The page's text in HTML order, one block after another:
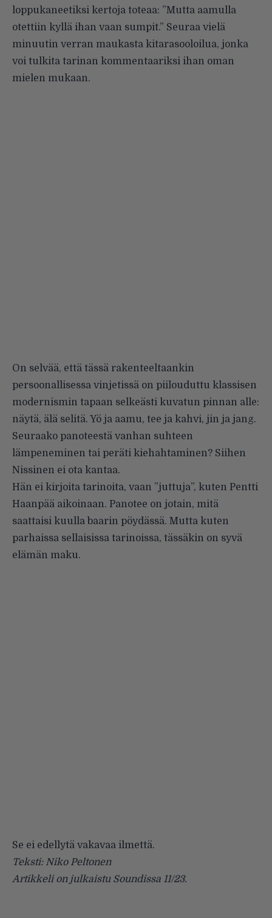
loppukaneetiksi kertoja toteaa: ”Mutta aamulla
otettiin kyllä ihan vaan sumpit.” Seuraa vielä
minuutin verran maukasta kitarasooloilua, jonka
voi tulkita tarinan kommentaariksi ihan oman
mielen mukaan.
On selvää, että tässä rakenteeltaankin
persoonallisessa vinjetissä on piilouduttu klassisen
modernismin tapaan selkeästi kuvatun pinnan alle:
näytä, älä selitä. Yö ja aamu, tee ja kahvi, jin ja jang.
Seuraako panoteestä vanhan suhteen
lämpeneminen tai peräti kiehahtaminen? Siihen
Nissinen ei ota kantaa.
Hän ei kirjoita tarinoita, vaan ”juttuja”, kuten Pentti
Haanpää aikoinaan. Panotee on jotain, mitä
saattaisi kuulla baarin pöydässä. Mutta kuten
parhaissa sellaisissa tarinoissa, tässäkin on syvä
elämän maku.
Se ei edellytä vakavaa ilmettä.
Teksti: Niko Peltonen
Artikkeli on julkaistu Soundissa 11/23.